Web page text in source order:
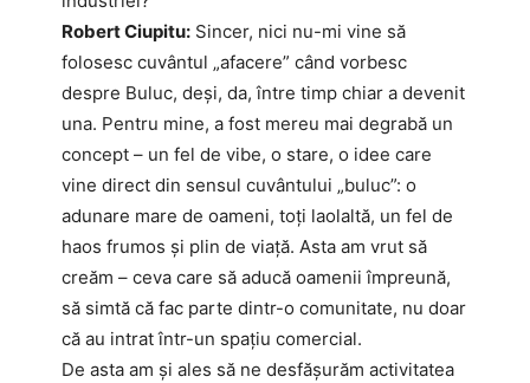
Robert Ciupitu: Sincer, nici nu-mi vine să
folosesc cuvântul „afacere” când vorbesc
despre Buluc, deși, da, între timp chiar a devenit
una. Pentru mine, a fost mereu mai degrabă un
concept – un fel de vibe, o stare, o idee care
vine direct din sensul cuvântului „buluc”: o
adunare mare de oameni, toți laolaltă, un fel de
haos frumos și plin de viață. Asta am vrut să
creăm – ceva care să aducă oamenii împreună,
să simtă că fac parte dintr-o comunitate, nu doar
că au intrat într-un spațiu comercial.
De asta am și ales să ne desfășurăm activitatea